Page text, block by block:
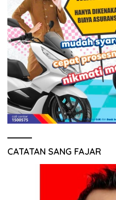
CATATAN SANG FAJAR